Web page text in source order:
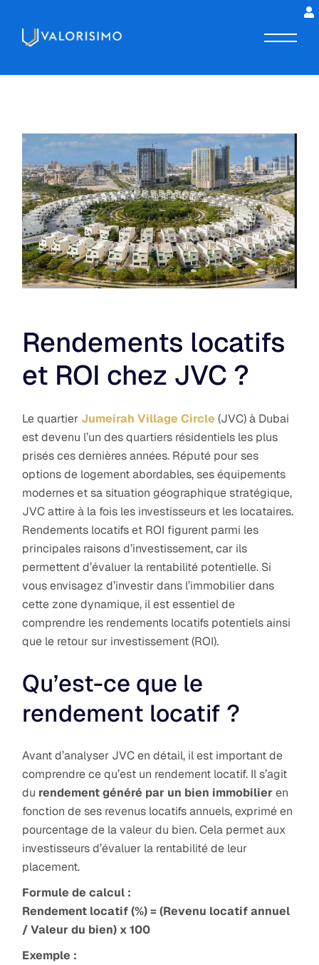
Rendements locatifs
et ROI chez JVC ?
Le quartierJumeirah Village Circle (JVC) à Dubai
est devenu l’un des quartiers résidentiels les plus
prisés ces dernières années. Réputé pour ses
options de logement abordables, ses équipements
modernes et sa situation géographique stratégique,
JVC attire à la fois les investisseurs et les locataires.
Rendements locatifs et ROI figurent parmi les
principales raisons d’investissement, car ils
permettent d’évaluer la rentabilité potentielle. Si
vous envisagez d’investir dans l’immobilier dans
cette zone dynamique, il est essentiel de
comprendre les rendements locatifs potentiels ainsi
que le retour sur investissement (ROI).
Qu’est-ce que le
rendement locatif ?
Avant d’analyser JVC en détail, il est important de
comprendre ce qu’est un rendement locatif. Il s’agit
du rendement généré par un bien immobilieren
fonction de ses revenus locatifs annuels, exprimé en
pourcentage de la valeur du bien. Cela permet aux
investisseurs d’évaluer la rentabilité de leur
placement.
Formule de calcul :
Rendement locatif (%) = (Revenu locatif annuel
/ Valeur du bien) x 100
Exemple :